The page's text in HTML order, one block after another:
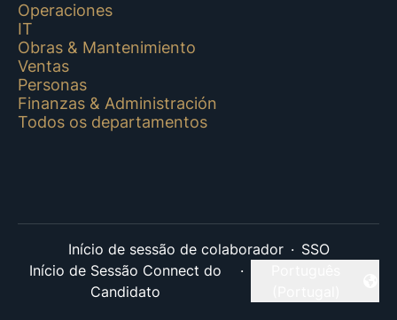
Operaciones
IT
Obras & Mantenimiento
Ventas
Personas
Finanzas & Administración
Todos os departamentos
Início de sessão de colaborador · SSO
Início de Sessão Connect do
Candidato
·